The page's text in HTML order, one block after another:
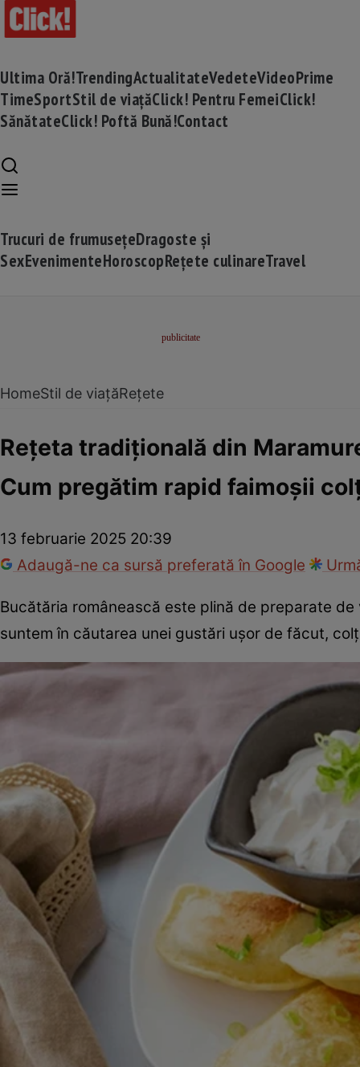
Ultima Oră!TrendingActualitateVedeteVideoPrime
TimeSportStil de viațăClick! Pentru FemeiClick!
SănătateClick! Poftă Bună!Contact
Trucuri de frumusețeDragoste și
SexEvenimenteHoroscopRețete culinareTravel
HomeStil de viațăRețete
Rețeta tradițională din
Cum pregătim rapid faimoșii
13 februarie 2025 20:39
Adaugă-ne ca sursă preferată în Google
Bucătăria românească este plină de preparate
suntem în căutarea unei gustări ușor de făcut,